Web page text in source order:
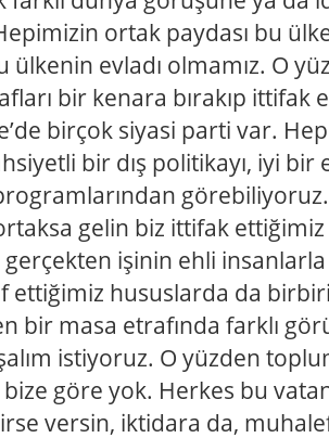
ortak paydası bu
ülkenin evladı olmamız. O
bir kenara bırakıp
birçok siyasi parti var.
bir dış politikayı, iyi
gelin biz ittifak
işinin ehli
ettiğimiz hususlarda da
bir masa etrafında farklı
istiyoruz. O yüzden
göre yok. Herkes bu
versin, iktidara da,